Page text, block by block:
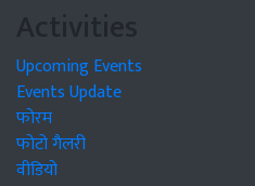
Activities
Upcoming Events
Events Update
फोरम
फोटो गैलरी
वीडियो